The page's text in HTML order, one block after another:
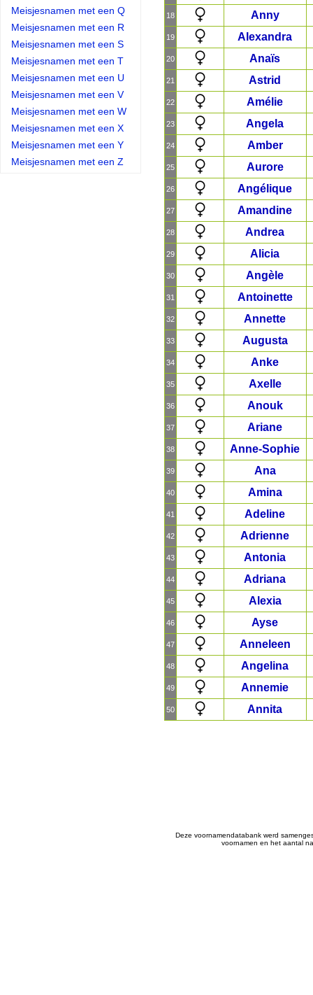
Meisjesnamen met een Q
Meisjesnamen met een R
Meisjesnamen met een S
Meisjesnamen met een T
Meisjesnamen met een U
Meisjesnamen met een V
Meisjesnamen met een W
Meisjesnamen met een X
Meisjesnamen met een Y
Meisjesnamen met een Z
18 Anny
19 Alexandra
20 Anaïs
21 Astrid
22 Amélie
23 Angela
24 Amber
25 Aurore
26 Angélique
27 Amandine
28 Andrea
29 Alicia
30 Angèle
31 Antoinette
32 Annette
33 Augusta
34 Anke
35 Axelle
36 Anouk
37 Ariane
38 Anne-Sophie
39 Ana
40 Amina
41 Adeline
42 Adrienne
43 Antonia
44 Adriana
45 Alexia
46 Ayse
47 Anneleen
48 Angelina
49 Annemie
50 Annita
Deze voornamendatabank werd
voornamen en het aantal